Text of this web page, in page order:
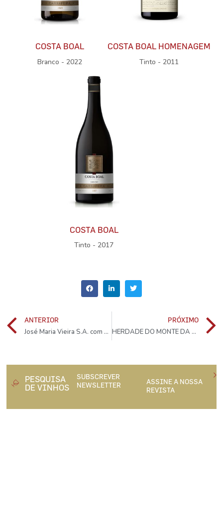
COSTA BOAL
Branco - 2022
COSTA BOAL HOMENAGEM
Tinto - 2011
COSTA BOAL
Tinto - 2017
ANTERIOR
José Maria Vieira S.A. com distribuição exclusiva
PRÓXIMO
HERDADE DO MONTE DA RIBEIRA: O mosaico vivo da Vidigueira
PESQUISA
DE VINHOS
SUBSCREVER
NEWSLETTER
ASSINE A NOSSA
REVISTA